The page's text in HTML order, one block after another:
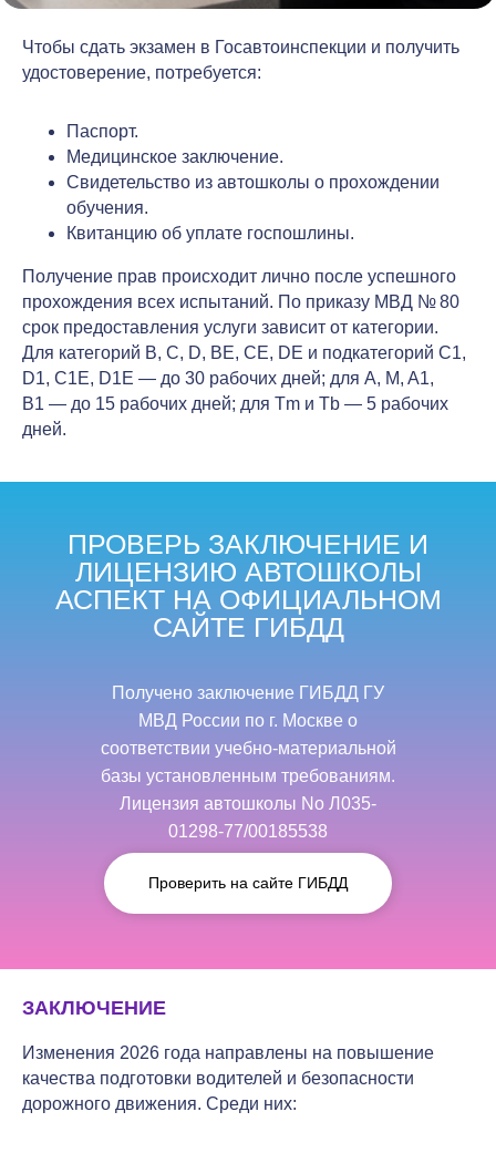
Чтобы сдать экзамен в Госавтоинспекции и получить
удостоверение, потребуется:
Паспорт.
Медицинское заключение.
Свидетельство из автошколы о прохождении
обучения.
Квитанцию об уплате госпошлины.
Получение прав происходит лично после успешного
прохождения всех испытаний. По приказу МВД № 80
срок предоставления услуги зависит от категории.
Для категорий B, C, D, BE, CE, DE и подкатегорий C1,
D1, C1E, D1E — до 30 рабочих дней; для A, M, A1,
B1 — до 15 рабочих дней; для Tm и Tb — 5 рабочих
дней.
ПРОВЕРЬ ЗАКЛЮЧЕНИЕ И
ЛИЦЕНЗИЮ АВТОШКОЛЫ
АСПЕКТ НА ОФИЦИАЛЬНОМ
САЙТЕ ГИБДД
Получено заключение ГИБДД ГУ
МВД России по г. Москве о
соответствии учебно-материальной
базы установленным требованиям.
Лицензия автошколы No Л035-
01298-77/00185538
Проверить на сайте ГИБДД
ЗАКЛЮЧЕНИЕ
Изменения 2026 года направлены на повышение
качества подготовки водителей и безопасности
дорожного движения. Среди них: